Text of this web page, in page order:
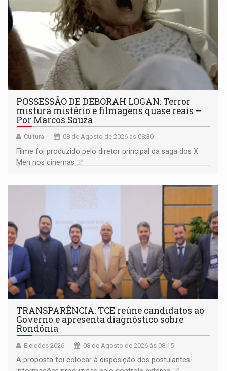
POSSESSÃO DE DEBORAH LOGAN: Terror
mistura mistério e filmagens quase reais –
Por Marcos Souza
Cultura 08 de Agosto de 2026 às 08:30
Filme foi produzido pelo diretor principal da saga dos X
Men nos cinemas
TRANSPARÊNCIA: TCE reúne candidatos ao
Governo e apresenta diagnóstico sobre
Rondônia
Eleições 2026 08 de Agosto de 2026 às 08:15
A proposta foi colocar à disposição dos postulantes